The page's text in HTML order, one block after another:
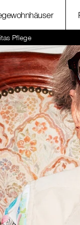
Pflege